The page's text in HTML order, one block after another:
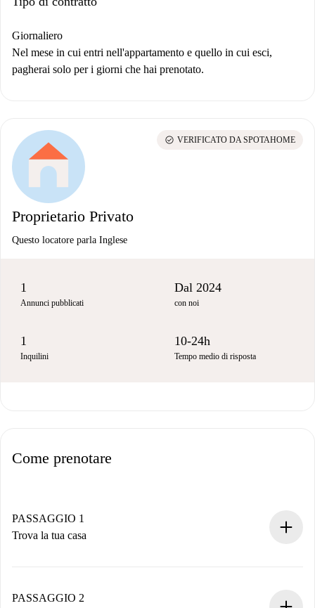
Giornaliero
Nel mese in cui entri nell'appartamento e quello in cui esci,
pagherai solo per i giorni che hai prenotato.
Proprietario Privato
Questo locatore parla Inglese
check_circle VERIFICATO DA SPOTAHOME
1
Annunci pubblicati
Dal 2024
con noi
1
Inquilini
10-24h
Tempo medio di risposta
Come prenotare
PASSAGGIO 1
Trova la tua casa
Hai tutte le informazioni necessarie in anticipo.
PASSAGGIO 2